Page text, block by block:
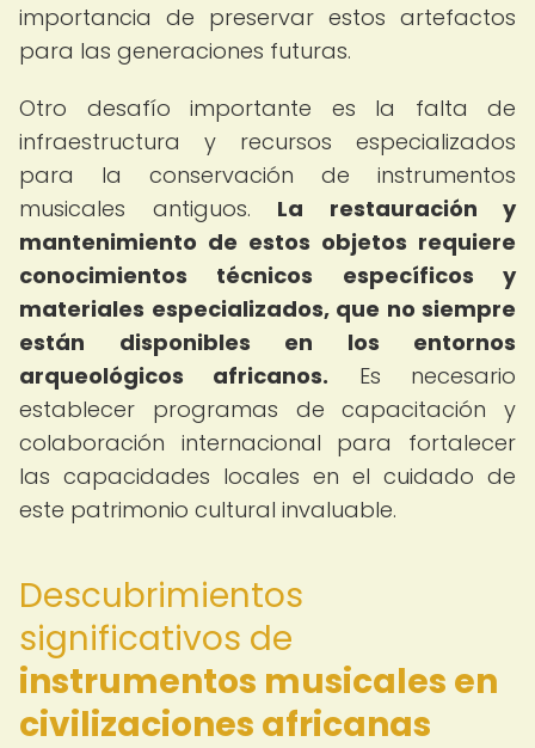
importancia de preservar estos artefactos
para las generaciones futuras.
Otro desafío importante es la falta de
infraestructura y recursos especializados
para la conservación de instrumentos
musicales antiguos. La restauración y
mantenimiento de estos objetos requiere
conocimientos técnicos específicos y
materiales especializados, que no siempre
están disponibles en los entornos
arqueológicos africanos. Es necesario
establecer programas de capacitación y
colaboración internacional para fortalecer
las capacidades locales en el cuidado de
este patrimonio cultural invaluable.
Descubrimientos
significativos de
instrumentos musicales en
civilizaciones africanas